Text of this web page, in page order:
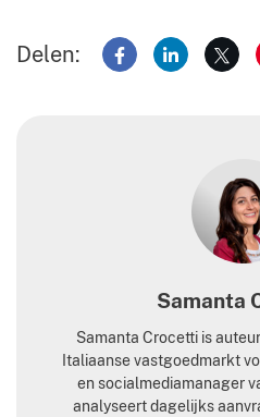
Delen: Delen opDelen op
Samanta
Samanta Crocetti is
Italiaanse vastgoedmarkt
en socialmediamanager
analyseert dagelijks